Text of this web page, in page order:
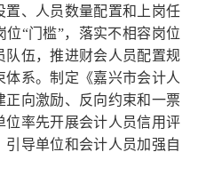
置、人员数量配置和上岗任
位“门槛”，落实不相容岗位
队伍，推进财会人员配置规
系。制定《嘉兴市会计人
正向激励、反向约束和一票
率先开展会计人员信用评
导单位和会计人员加强自